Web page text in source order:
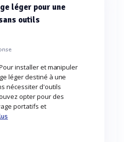
léger pour une
outils
installer et manipuler
léger destiné à une
nécessiter d'outils
opter pour des
portatifs et